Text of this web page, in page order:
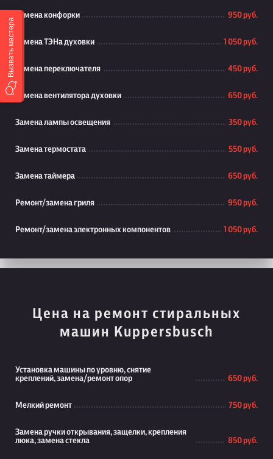
Замена конфорки 950 руб.
Замена ТЭНа духовки 1 050 руб.
Замена переключателя 450 руб.
Замена вентилятора духовки 650 руб.
Замена лампы освещения 350 руб.
Замена термостата 550 руб.
Замена таймера 650 руб.
Ремонт/замена гриля 950 руб.
Ремонт/замена электронных компонентов 1 050 руб.
Цена на ремонт стиральных
машин Kuppersbusch
Установка машины по уровню, снятие
креплений, замена/ремонт опор
650 руб.
Мелкий ремонт 750 руб.
Замена ручки открывания, защелки, крепления
люка, замена стекла
850 руб.
Вызвать мастера